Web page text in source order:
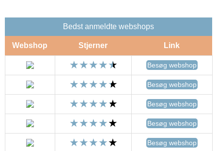
Bedst anmeldte webshops
Webshop Stjerner Link
Besøg webshop
Besøg webshop
Besøg webshop
Besøg webshop
Besøg webshop